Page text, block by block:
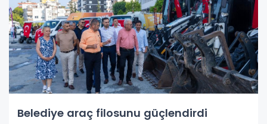
Belediye araç filosunu güçlendirdi